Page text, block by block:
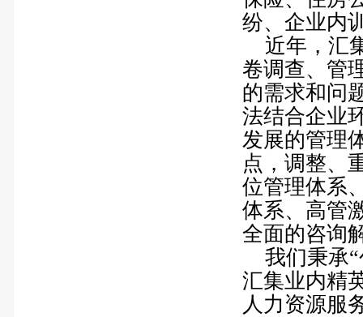
纷、企业内
近年，汇
卷调查、管
的需求和问
法结合企业
发展的管理
点，调整、
位管理体系
体系、高管
全面的咨询
我们秉承“
汇集业内精
人力资源服